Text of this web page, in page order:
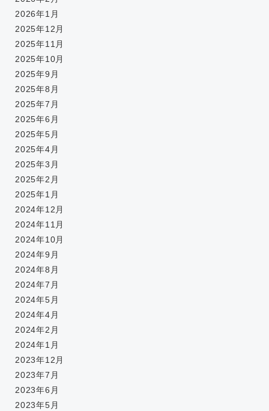
2026年1月
2025年12月
2025年11月
2025年10月
2025年9月
2025年8月
2025年7月
2025年6月
2025年5月
2025年4月
2025年3月
2025年2月
2025年1月
2024年12月
2024年11月
2024年10月
2024年9月
2024年8月
2024年7月
2024年5月
2024年4月
2024年2月
2024年1月
2023年12月
2023年7月
2023年6月
2023年5月